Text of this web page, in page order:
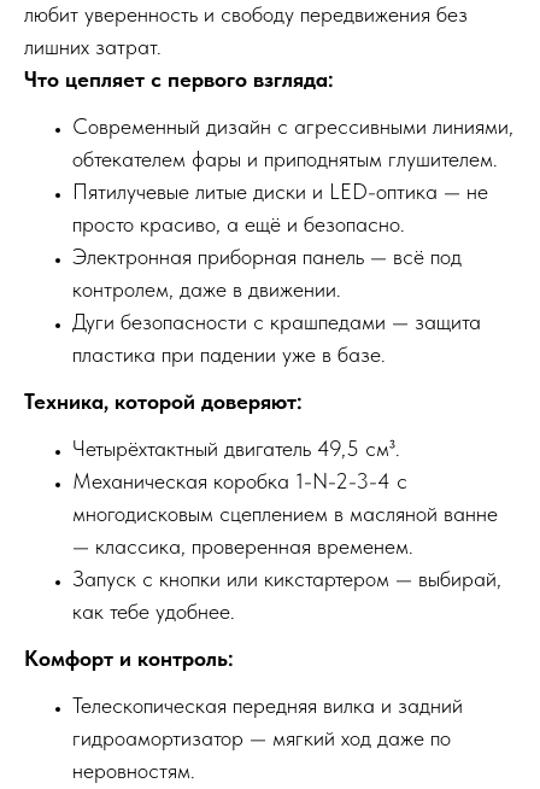
любит уверенность и свободу передвижения без
лишних затрат.
Что цепляет с первого взгляда:
Современный дизайн с агрессивными линиями,
обтекателем фары и приподнятым глушителем.
Пятилучевые литые диски и LED-оптика — не
просто красиво, а ещё и безопасно.
Электронная приборная панель — всё под
контролем, даже в движении.
Дуги безопасности с крашпедами — защита
пластика при падении уже в базе.
Техника, которой доверяют:
Четырёхтактный двигатель 49,5 см³.
Механическая коробка 1-N-2-3-4 с
многодисковым сцеплением в масляной ванне
— классика, проверенная временем.
Запуск с кнопки или кикстартером — выбирай,
как тебе удобнее.
Комфорт и контроль:
Телескопическая передняя вилка и задний
гидроамортизатор — мягкий ход даже по
неровностям.